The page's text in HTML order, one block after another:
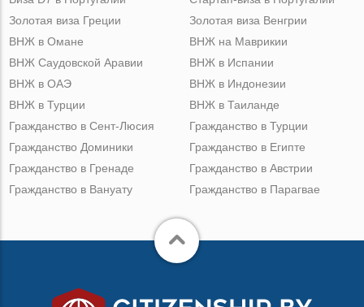
Золотая виза Греции
Золотая виза Венгрии
ВНЖ в Омане
ВНЖ Саудовской Аравии
ВНЖ в ОАЭ
ВНЖ в Турции
ВНЖ на Маврикии
ВНЖ в Испании
ВНЖ в Индонезии
ВНЖ в Таиланде
Гражданство в Сент-Люсия
Гражданство Доминики
Гражданство в Гренаде
Гражданство в Вануату
Гражданство в Турции
Гражданство в Египте
Гражданство в Австрии
Гражданство в Парагвае